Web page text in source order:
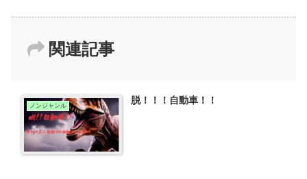
関連記事
ノンジャンル 脱！！！自動車！！